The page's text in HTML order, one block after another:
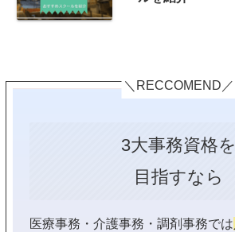
＼RECCOMEND／
3大事務資格を
目指すなら
医療事務・介護事務・調剤事務では